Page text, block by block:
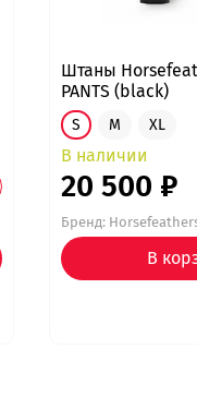
Штаны
PANTS (black)
S M XL
В наличии
20 500 ₽
Бренд:
В